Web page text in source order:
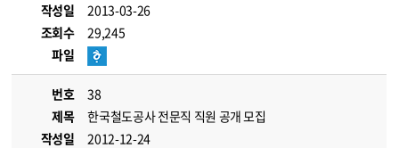
작성일
2013-03-26
조회수
29,245
파일
번호
38
제목
한국철도공사 전문직 직원 공개 모집
작성일
2012-12-24